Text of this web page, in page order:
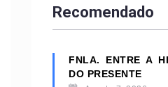
Recomendado
FNLA. ENTRE A
DO PRESENTE